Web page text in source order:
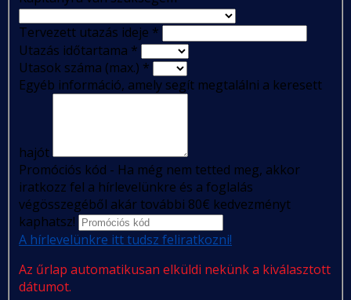
Tervezett utazás ideje *
Utazás időtartama *
Utasok száma (max.) *
Egyéb információ, amely segít megtalálni a keresett
hajót
Promóciós kód - Ha még nem tetted meg, akkor
iratkozz fel a hírlevelünkre és a foglalás
végösszegéből akár további 80€ kedvezményt
kaphatsz!
A hírlevelünkre itt tudsz feliratkozni!
Az űrlap automatikusan elküldi nekünk a kiválasztott
dátumot.